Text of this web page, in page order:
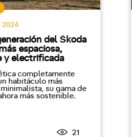
2024
del Škoda
espaciosa,
y electrificada
completamente
habitáculo más
su gama de
más sostenible.
21